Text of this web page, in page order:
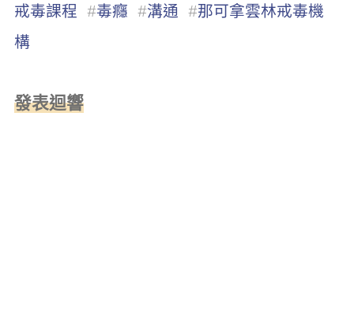
戒毒課程 #毒癮 #溝通 #那可拿雲林戒毒機
構
發表迴響